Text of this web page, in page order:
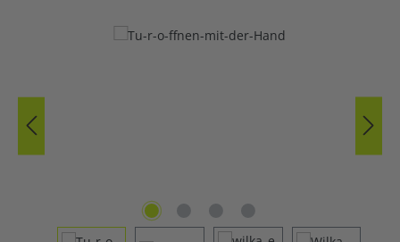
Bildergalerie überspringen